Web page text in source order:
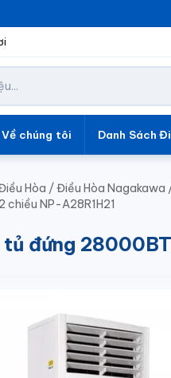
Về chúng tôi Danh Sách
Hòa /Điều Hòa Nagakawa
NP-A28R1H21
đứng